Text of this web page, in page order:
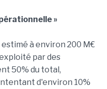
»
estimé à environ 200 M€
par des
50% du total,
d'environ 10%